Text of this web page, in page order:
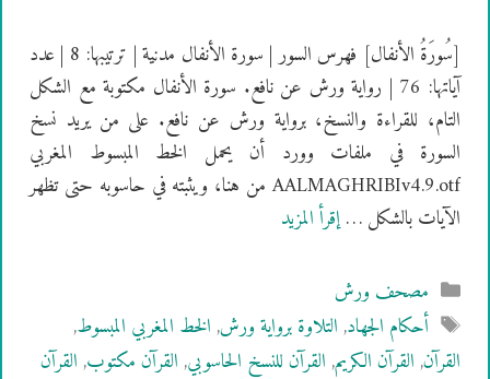
[سُورَةُ الأنفال] فهرس السور | سورة الأنفال مدنية | ترتيبها: 8 | عدد
آياتها: 76 | رواية ورش عن نافع. سورة الأنفال مكتوبة مع الشكل
التام، للقراءة والنسخ، برواية ورش عن نافع. على من يريد نسخ
السورة في ملفات وورد أن يحمل الخط المبسوط المغربي
AALMAGHRIBIv4.9.otf من هنا، ويثبته في حاسوبه حتى تظهر
الآيات بالشكل …إقرأ المزيد
التصنيفات
مصحف ورش
الوسوم
أحكام الجهاد,التلاوة برواية ورش,الخط المغربي المبسوط,
القرآن,القرآن الكريم,القرآن للنسخ الحاسوبي,القرآن مكتوب,القرآن